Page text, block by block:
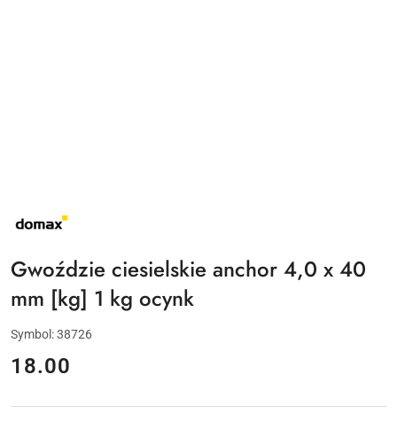
NAZWA
PRODUCENTA:
Gwoździe ciesielskie anchor 4,0 x 40
mm [kg] 1 kg ocynk
Symbol:38726
cena:
18.00